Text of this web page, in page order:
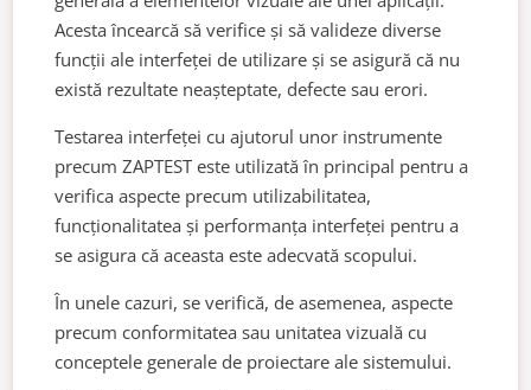
Acesta încearcă să verifice și să valideze diverse
funcții ale interfeței de utilizare și se asigură că nu
există rezultate neașteptate, defecte sau erori.
Testarea interfeței cu ajutorul unor instrumente
precum ZAPTEST este utilizată în principal pentru a
verifica aspecte precum utilizabilitatea,
funcționalitatea și performanța interfeței pentru a
se asigura că aceasta este adecvată scopului.
În unele cazuri, se verifică, de asemenea, aspecte
precum conformitatea sau unitatea vizuală cu
conceptele generale de proiectare ale sistemului.